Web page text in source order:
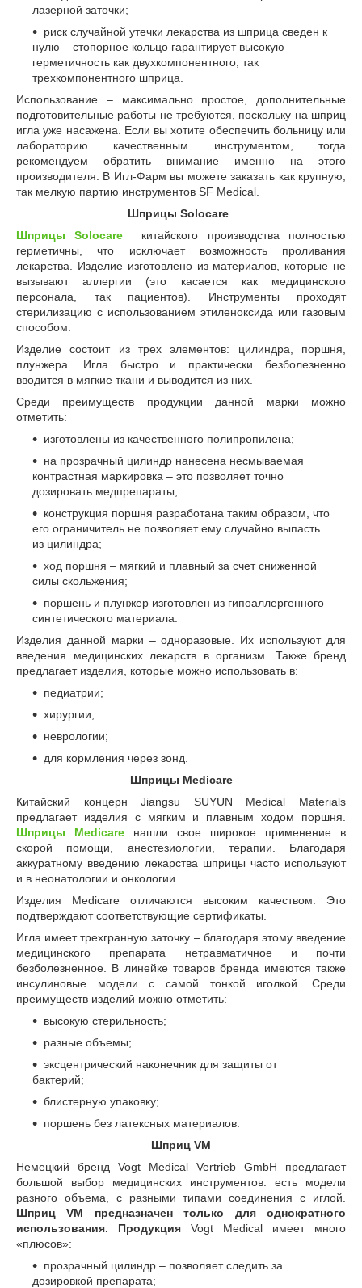
лазерной заточки;
риск случайной утечки лекарства из шприца сведен к
нулю – стопорное кольцо гарантирует высокую
герметичность как двухкомпонентного, так
трехкомпонентного шприца.
Использование – максимально простое, дополнительные
подготовительные работы не требуются, поскольку на шприц
игла уже насажена. Если вы хотите обеспечить больницу или
лабораторию качественным инструментом, тогда
рекомендуем обратить внимание именно на этого
производителя. В Игл-Фарм вы можете заказать как крупную,
так мелкую партию инструментов SF Medical.
Шприцы Solocare
Шприцы Solocare китайского производства полностью
герметичны, что исключает возможность проливания
лекарства. Изделие изготовлено из материалов, которые не
вызывают аллергии (это касается как медицинского
персонала, так пациентов). Инструменты проходят
стерилизацию с использованием этиленоксида или газовым
способом.
Изделие состоит из трех элементов: цилиндра, поршня,
плунжера. Игла быстро и практически безболезненно
вводится в мягкие ткани и выводится из них.
Среди преимуществ продукции данной марки можно
отметить:
изготовлены из качественного полипропилена;
на прозрачный цилиндр нанесена несмываемая
контрастная маркировка – это позволяет точно
дозировать медпрепараты;
конструкция поршня разработана таким образом, что
его ограничитель не позволяет ему случайно выпасть
из цилиндра;
ход поршня – мягкий и плавный за счет сниженной
силы скольжения;
поршень и плунжер изготовлен из гипоаллергенного
синтетического материала.
Изделия данной марки – одноразовые. Их используют для
введения медицинских лекарств в организм. Также бренд
предлагает изделия, которые можно использовать в:
педиатрии;
хирургии;
неврологии;
для кормления через зонд.
Шприцы Medicare
Китайский концерн Jiangsu SUYUN Medical Materials
предлагает изделия с мягким и плавным ходом поршня.
Шприцы Medicare нашли свое широкое применение в
скорой помощи, анестезиологии, терапии. Благодаря
аккуратному введению лекарства шприцы часто используют
и в неонатологии и онкологии.
Изделия Medicare отличаются высоким качеством. Это
подтверждают соответствующие сертификаты.
Игла имеет трехгранную заточку – благодаря этому введение
медицинского препарата нетравматичное и почти
безболезненное. В линейке товаров бренда имеются также
инсулиновые модели с самой тонкой иголкой. Среди
преимуществ изделий можно отметить:
высокую стерильность;
разные объемы;
эксцентрический наконечник для защиты от
бактерий;
блистерную упаковку;
поршень без латексных материалов.
Шприц VM
Немецкий бренд Vogt Medical Vertrieb GmbH предлагает
большой выбор медицинских инструментов: есть модели
разного объема, с разными типами соединения с иглой.
Шприц VM предназначен только для однократного
использования. Продукция Vogt Medical имеет много
«плюсов»:
прозрачный цилиндр – позволяет следить за
дозировкой препарата;